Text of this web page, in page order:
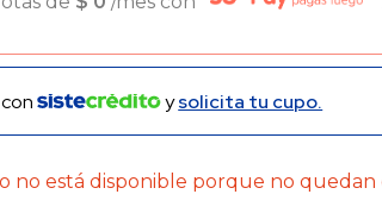
con ysolicita tu cupo.
no está disponible porque no quedan